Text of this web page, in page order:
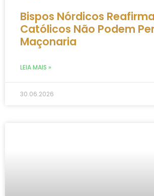
Bispos Nórdicos
Católicos Não Podem
Maçonaria
LEIA MAIS »
30.06.2026